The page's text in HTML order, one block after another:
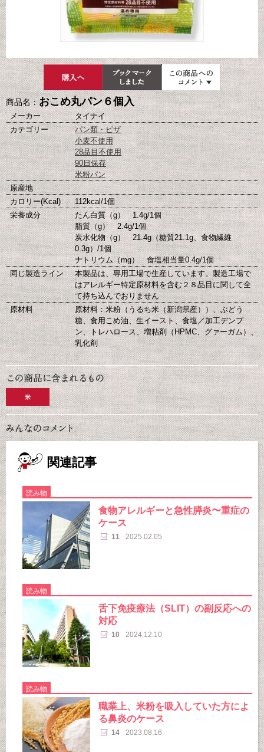
商品名：おこめ丸パン６個入
メーカー
タイナイ
カテゴリー
パン類・ピザ
小麦不使用
28品目不使用
90日保存
米粉パン
原産地
カロリー(Kcal)
112kcal/1個
栄養成分
たん白質（g） 1.4g/1個
脂質（g） 2.4g/1個
炭水化物（g） 21.4g（糖質21.1g、食物繊維
0.3g）/1個
ナトリウム（mg） 食塩相当量0.4g/1個
同じ製造ライン
本製品は、専用工場で生産しています。製造工場で
はアレルギー特定原材料を含む２８品目に関して全
て持ち込んでおりません
原材料
原材料：米粉（うるち米（新潟県産））、ぶどう
糖、食用こめ油、生イースト、食塩／加工デンプ
ン、トレハロース、増粘剤（HPMC、グァーガム）、
乳化剤
米
関連記事
読み物
食物アレルギーと急性膵炎〜重症の
ケース
11 2025.02.05
読み物
舌下免疫療法（SLIT）の副反応への
対応
10 2024.12.10
読み物
職業上、米粉を吸入していた方によ
る鼻炎のケース
14 2023.08.16